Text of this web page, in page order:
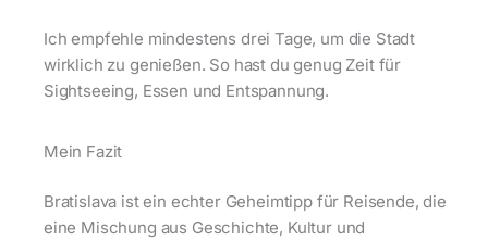
Ich empfehle mindestens drei Tage, um die Stadt
wirklich zu genießen. So hast du genug Zeit für
Sightseeing, Essen und Entspannung.
Mein Fazit
Bratislava ist ein echter Geheimtipp für Reisende, die
eine Mischung aus Geschichte, Kultur und